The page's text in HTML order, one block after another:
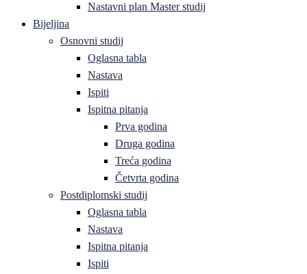
Nastavni plan Master studij
Bijeljina
Osnovni studij
Oglasna tabla
Nastava
Ispiti
Ispitna pitanja
Prva godina
Druga godina
Treća godina
Četvrta godina
Postdiplomski studij
Oglasna tabla
Nastava
Ispitna pitanja
Ispiti